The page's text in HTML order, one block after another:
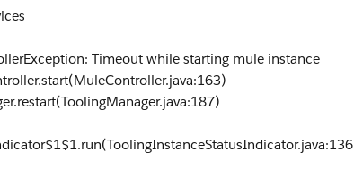
Timeout while starting mule instance